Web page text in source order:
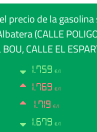
precio de la
(CALLE
CALLE EL
1.759 €/l
1.769 €/l
1.719 €/l
1.679 €/l